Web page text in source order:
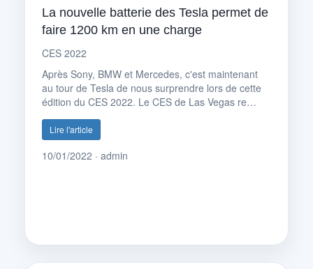
La nouvelle batterie des Tesla permet de
faire 1200 km en une charge
CES 2022
Après Sony, BMW et Mercedes, c'est maintenant
au tour de Tesla de nous surprendre lors de cette
édition du CES 2022. Le CES de Las Vegas re…
Lire l'article
10/01/2022 · admin